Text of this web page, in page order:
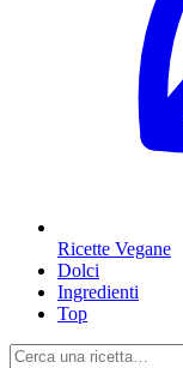
Ricette Vegane
Dolci
Ingredienti
Top